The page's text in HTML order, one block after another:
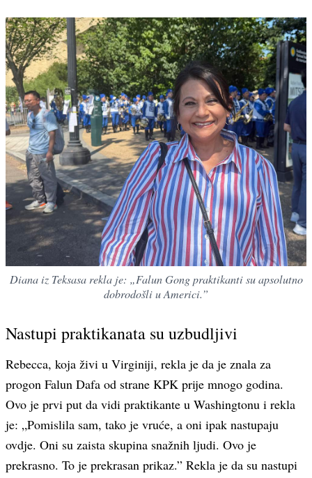
Diana iz Teksasa rekla je: „Falun Gong praktikanti su apsolutno
dobrodošli u Americi.”
Nastupi praktikanata su uzbudljivi
Rebecca, koja živi u Virginiji, rekla je da je znala za
progon Falun Dafa od strane KPK prije mnogo godina.
Ovo je prvi put da vidi praktikante u Washingtonu i rekla
je: „Pomislila sam, tako je vruće, a oni ipak nastupaju
ovdje. Oni su zaista skupina snažnih ljudi. Ovo je
prekrasno. To je prekrasan prikaz.” Rekla je da su nastupi